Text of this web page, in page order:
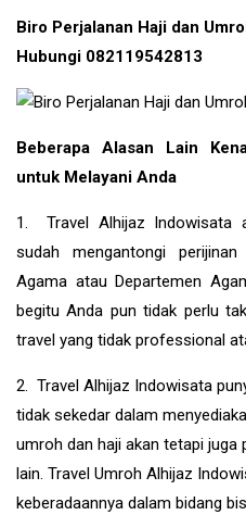
Biro Perjalanan Haji dan
Hubungi 082119542813
Beberapa Alasan Lain
untuk Melayani Anda
1. Travel Alhijaz Indowisata
sudah mengantongi
Agama atau Departemen
begitu Anda pun tidak perlu
travel yang tidak professional
2. Travel Alhijaz Indowisata
tidak sekedar dalam
umroh dan haji akan tetapi juga
lain. Travel Umroh Alhijaz
keberadaannya dalam bidang